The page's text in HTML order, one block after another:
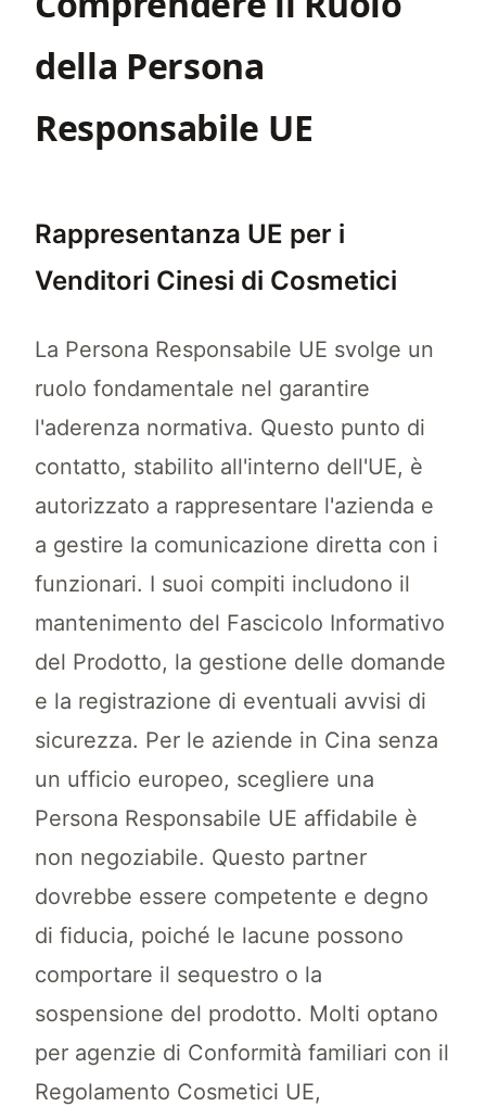
della Persona
Responsabile UE
Rappresentanza UE per i
Venditori Cinesi di Cosmetici
La Persona Responsabile UE svolge un
ruolo fondamentale nel garantire
l'aderenza normativa. Questo punto di
contatto, stabilito all'interno dell'UE, è
autorizzato a rappresentare l'azienda e
a gestire la comunicazione diretta con i
funzionari. I suoi compiti includono il
mantenimento del Fascicolo Informativo
del Prodotto, la gestione delle domande
e la registrazione di eventuali avvisi di
sicurezza. Per le aziende in Cina senza
un ufficio europeo, scegliere una
Persona Responsabile UE affidabile è
non negoziabile. Questo partner
dovrebbe essere competente e degno
di fiducia, poiché le lacune possono
comportare il sequestro o la
sospensione del prodotto. Molti optano
per agenzie di Conformità familiari con il
Regolamento Cosmetici UE,